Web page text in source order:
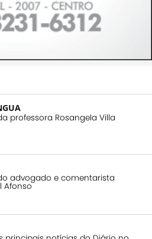
professora Rosangela Villa
advogado e comentarista
Afonso